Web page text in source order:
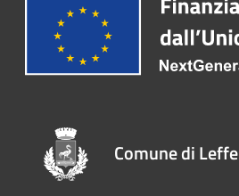
Comune di Leffe